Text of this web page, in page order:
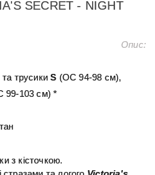
SECRET - NIGHT
Опис:
та трусикиS (ОС 94-98 см),
99-103 см) *
з кісточкою.